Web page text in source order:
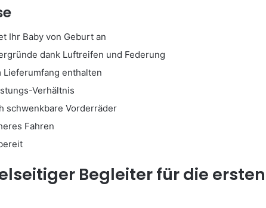
Ihr Baby von Geburt an
dank Luftreifen und Federung
Lieferumfang enthalten
Verhältnis
schwenkbare Vorderräder
Fahren
Begleiter für die ersten